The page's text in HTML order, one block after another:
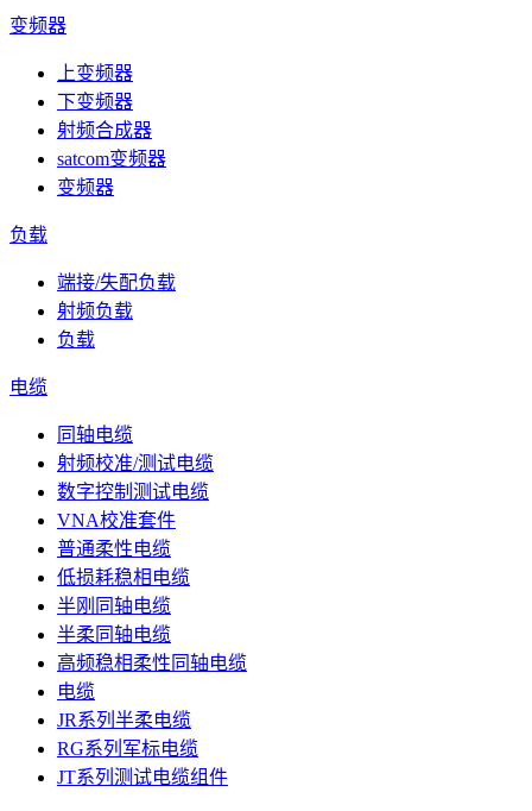
变频器
上变频器
下变频器
射频合成器
satcom变频器
变频器
负载
端接/失配负载
射频负载
负载
电缆
同轴电缆
射频校准/测试电缆
数字控制测试电缆
VNA校准套件
普通柔性电缆
低损耗稳相电缆
半刚同轴电缆
半柔同轴电缆
高频稳相柔性同轴电缆
电缆
JR系列半柔电缆
RG系列军标电缆
JT系列测试电缆组件